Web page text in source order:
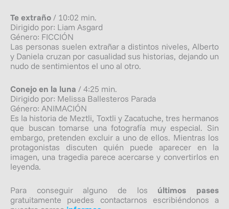
Te extraño / 10:02 min.
Dirigido por: Liam Asgard
Género: FICCIÓN
Las personas suelen extrañar a distintos niveles, Alberto
y Daniela cruzan por casualidad sus historias, dejando un
nudo de sentimientos el uno al otro.
Conejo en la luna / 4:25 min.
Dirigido por: Melissa Ballesteros Parada
Género: ANIMACIÓN
Es la historia de Meztli, Toxtli y Zacatuche, tres hermanos
que buscan tomarse una fotografía muy especial. Sin
embargo, pretenden excluir a uno de ellos. Mientras los
protagonistas discuten quién puede aparecer en la
imagen, una tragedia parece acercarse y convertirlos en
leyenda.
Para conseguir alguno de los últimos pases
gratuitamente puedes contactarnos escribiéndonos a